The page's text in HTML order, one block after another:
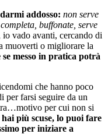
addosso: non serve
buffonate, serve
vado avanti, cercando di
muoverti o migliorare la
messo in pratica potrà
che hanno poco
per farsi seguire da un
per cui non si
più scuse, lo puoi fare
per iniziare a